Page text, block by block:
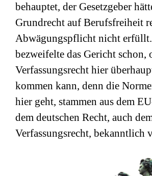
behauptet, der Gesetzgeber
Grundrecht auf Berufsfreiheit
Abwägungspflicht nicht
bezweifelte das Gericht schon,
Verfassungsrecht hier
kommen kann, denn die
hier geht, stammen aus dem
dem deutschen Recht, auch
Verfassungsrecht, bekanntlich